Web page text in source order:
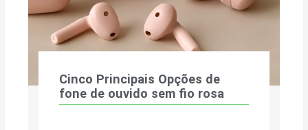
Cinco Principais Opções de
fone de ouvido sem fio rosa